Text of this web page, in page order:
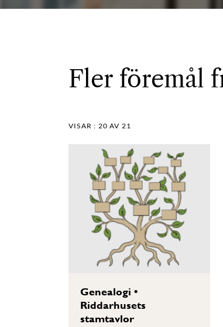
Fler föremål
VISAR : 20 AV 21
Genealogi •
Riddarhusets
stamtavlor